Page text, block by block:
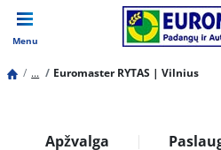
Menu
... Euromaster RYTAS | Vilnius
Apžvalga